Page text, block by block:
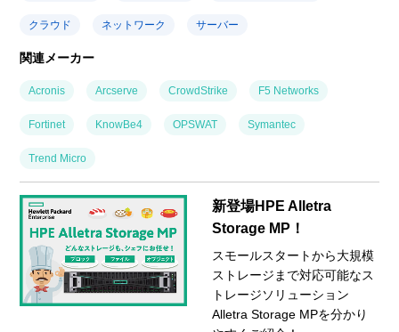
クラウド ネットワーク サーバー
関連メーカー
Acronis Arcserve CrowdStrike F5 Networks
Fortinet KnowBe4 OPSWAT Symantec
Trend Micro
新登場HPE Alletra
Storage MP！
スモールスタートから大規模
ストレージまで対応可能なス
トレージソリューション
Alletra Storage MPを分かり